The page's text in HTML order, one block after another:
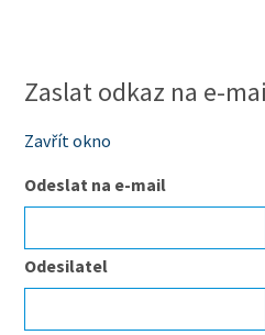
Zaslat odkaz na e-
Zavřít okno
Odeslat na e-mail
Odesilatel